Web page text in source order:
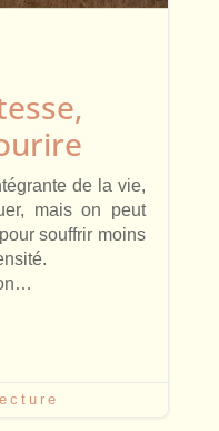
de la vie,
mais on peut
souffrir moins